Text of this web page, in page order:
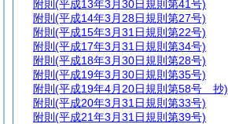
附則 (平成13年3月30日規則第41号)
附則 (平成14年3月28日規則第27号)
附則 (平成15年3月31日規則第22号)
附則 (平成17年3月31日規則第34号)
附則 (平成18年3月30日規則第28号)
附則 (平成19年3月30日規則第35号)
附則 (平成19年4月20日規則第58号 抄)
附則 (平成20年3月31日規則第33号)
附則 (平成21年3月31日規則第39号)